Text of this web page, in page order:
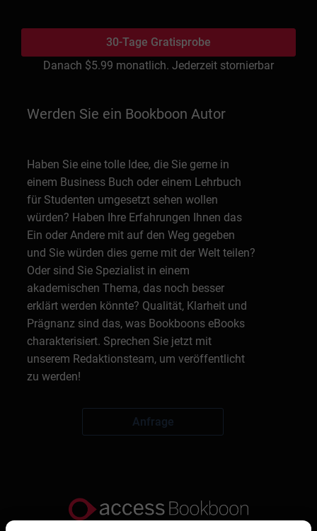
30-Tage Gratisprobe
Danach $5.99 monatlich. Jederzeit stornierbar
Werden Sie ein Bookboon Autor
Haben Sie eine tolle Idee, die Sie gerne in
einem Business Buch oder einem Lehrbuch
für Studenten umgesetzt sehen wollen
würden? Haben Ihre Erfahrungen Ihnen das
Ein oder Andere mit auf den Weg gegeben
und Sie würden dies gerne mit der Welt teilen?
Oder sind Sie Spezialist in einem
akademischen Thema, das noch besser
erklärt werden könnte? Qualität, Klarheit und
Prägnanz sind das, was Bookboons eBooks
charakterisiert. Sprechen Sie jetzt mit
unserem Redaktionsteam, um veröffentlicht
zu werden!
Anfrage